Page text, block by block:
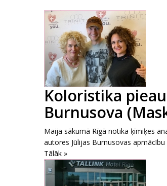
Koloristika
Burnusova
Maija sākumā Rīgā notika ķīmiķes
autores Jūlijas Burnusovas apmācību
Tālāk »